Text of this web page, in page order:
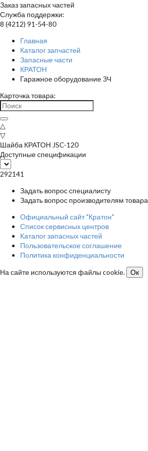
Заказ запасных частей
Служба поддержки:
8 (4212) 91-54-80
Главная
Каталог запчастей
Запасные части
КРАТОН
Гаражное оборудование ЗЧ
Карточка товара:
△
▽
Шайба КРАТОН JSC-120
Доступные спецификации
292141
Задать вопрос специалисту
Задать вопрос производителям товара
Официальный сайт "Кратон"
Список сервисных центров
Каталог запасных частей
Пользовательское соглашение
Политика конфиденциальности
На сайте используются файлы cookie.
Ок